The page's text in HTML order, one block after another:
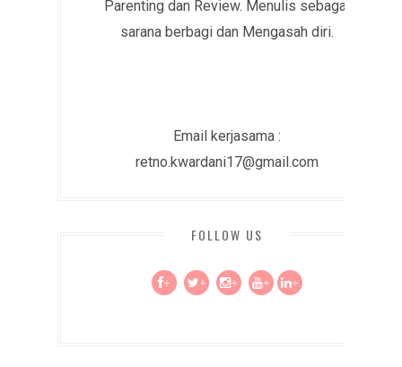
Parenting dan Review. Menulis sebagai
sarana berbagi dan Mengasah diri.
Email kerjasama :
retno.kwardani17@gmail.com
FOLLOW US
+ + + + +